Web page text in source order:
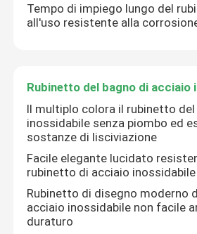
Tempo di impiego lungo del
all'uso resistente alla
Rubinetto del bagno di acciaio
Il multiplo colora il rubinetto
inossidabile senza piombo ed
sostanze di lisciviazione
Facile elegante lucidato
rubinetto di acciaio
Rubinetto di disegno moderno
acciaio inossidabile non facile
duraturo